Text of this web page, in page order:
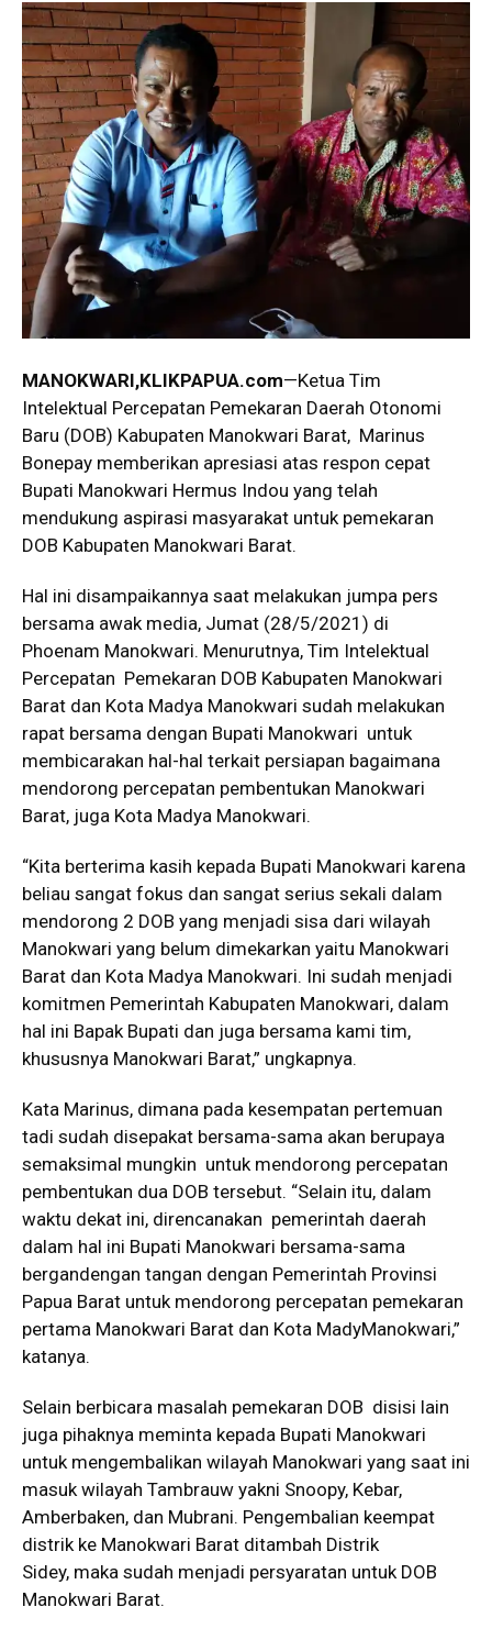
MANOKWARI,KLIKPAPUA.com—Ketua Tim
Intelektual Percepatan Pemekaran Daerah Otonomi
Baru (DOB) Kabupaten Manokwari Barat, Marinus
Bonepay memberikan apresiasi atas respon cepat
Bupati Manokwari Hermus Indou yang telah
mendukung aspirasi masyarakat untuk pemekaran
DOB Kabupaten Manokwari Barat.
Hal ini disampaikannya saat melakukan jumpa pers
bersama awak media, Jumat (28/5/2021) di
Phoenam Manokwari. Menurutnya, Tim Intelektual
Percepatan Pemekaran DOB Kabupaten Manokwari
Barat dan Kota Madya Manokwari sudah melakukan
rapat bersama dengan Bupati Manokwari untuk
membicarakan hal-hal terkait persiapan bagaimana
mendorong percepatan pembentukan Manokwari
Barat, juga Kota Madya Manokwari.
“Kita berterima kasih kepada Bupati Manokwari karena
beliau sangat fokus dan sangat serius sekali dalam
mendorong 2 DOB yang menjadi sisa dari wilayah
Manokwari yang belum dimekarkan yaitu Manokwari
Barat dan Kota Madya Manokwari. Ini sudah menjadi
komitmen Pemerintah Kabupaten Manokwari, dalam
hal ini Bapak Bupati dan juga bersama kami tim,
khususnya Manokwari Barat,” ungkapnya.
Kata Marinus, dimana pada kesempatan pertemuan
tadi sudah disepakat bersama-sama akan berupaya
semaksimal mungkin untuk mendorong percepatan
pembentukan dua DOB tersebut. “Selain itu, dalam
waktu dekat ini, direncanakan pemerintah daerah
dalam hal ini Bupati Manokwari bersama-sama
bergandengan tangan dengan Pemerintah Provinsi
Papua Barat untuk mendorong percepatan pemekaran
pertama Manokwari Barat dan Kota MadyManokwari,”
katanya.
Selain berbicara masalah pemekaran DOB disisi lain
juga pihaknya meminta kepada Bupati Manokwari
untuk mengembalikan wilayah Manokwari yang saat ini
masuk wilayah Tambrauw yakni Snoopy, Kebar,
Amberbaken, dan Mubrani. Pengembalian keempat
distrik ke Manokwari Barat ditambah Distrik
Sidey, maka sudah menjadi persyaratan untuk DOB
Manokwari Barat.